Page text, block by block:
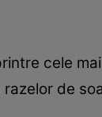
cele
de